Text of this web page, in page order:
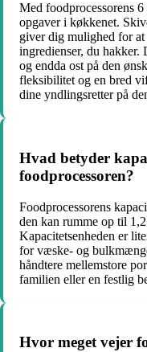
Med foodprocessorens
opgaver i køkkenet.
giver dig mulighed for
ingredienser, du hakker.
og endda ost på den
fleksibilitet og en bred
dine yndlingsretter på
Hvad betyder
foodprocessoren?
Foodprocessorens
den kan rumme op til
Kapacitetsenheden er
for væske- og
håndtere mellemstore
familien eller en festlig
Hvor meget vejer